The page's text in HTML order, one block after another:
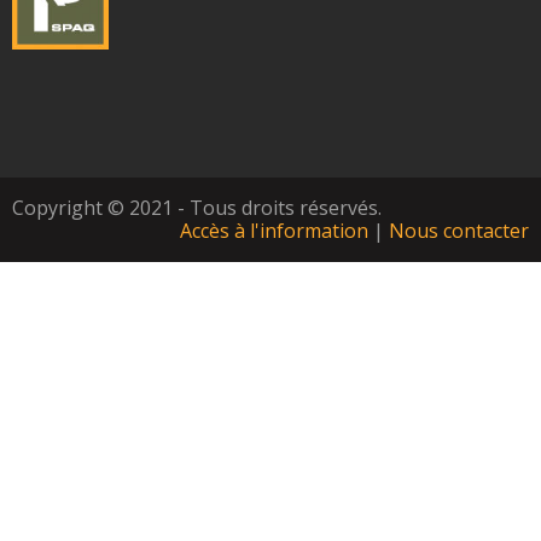
Copyright © 2021 - Tous droits réservés.
Accès à l'information | Nous contacter